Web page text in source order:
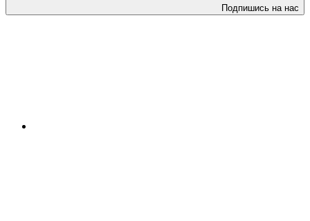
Подпишись на нас